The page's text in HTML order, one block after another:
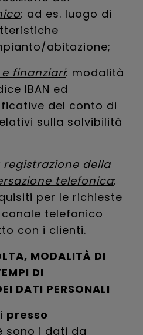
: ad es. luogo di
abitazione;
finanziari: modalità
IBAN ed
del conto di
sulla solvibilità
della
telefonica:
per le richieste
telefonico
con i clienti.
MODALITÀ DI
DI
DATI PERSONALI
presso
sono i dati da